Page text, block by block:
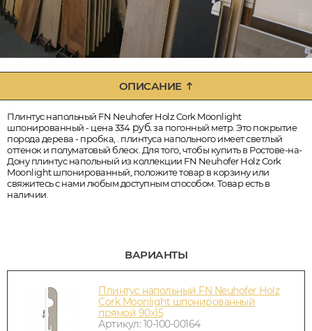
ОПИСАНИЕ
Плинтус напольный FN Neuhofer Holz Cork Moonlight
шпонированный - цена 334руб.за погонный метр. Это покрытие
порода дерева - пробка, . плинтуса напольного имеет светлый
оттенок и полуматовый блеск. Для того, чтобы купить в Ростове-на-
Дону плинтус напольный из коллекции FN Neuhofer Holz Cork
Moonlight шпонированный, положите товар в корзину или
свяжитесь с нами любым доступным способом. Товар есть в
наличии.
ВАРИАНТЫ
Плинтус напольный FN Neuhofer Holz
Cork Moonlight шпонированный
прямой 90x15
Артикул: 10-100-00164